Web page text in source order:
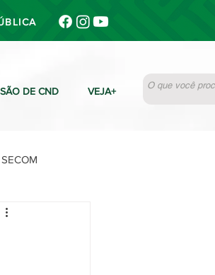
DE CND VEJA+
SECOM